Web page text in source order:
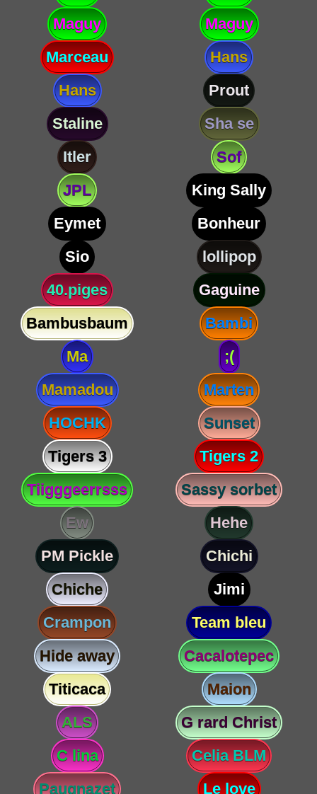
Maguy
Maguy
Marceau
Hans
Hans
Prout
Staline
Sha se
Itler
Sof
JPL
King Sally
Eymet
Bonheur
Sio
lollipop
40.piges
Gaguine
Bambusbaum
Bambi
Ma
;(
Mamadou
Marten
HOCHK
Sunset
Tigers 3
Tigers 2
Tiigggeerrsss
Sassy sorbet
Ew
Hehe
PM Pickle
Chichi
Chiche
Jimi
Crampon
Team bleu
Hide away
Cacalotepec
Titicaca
Maion
ALS
G rard Christ
C lina
Celia BLM
Paugnazet
Le love